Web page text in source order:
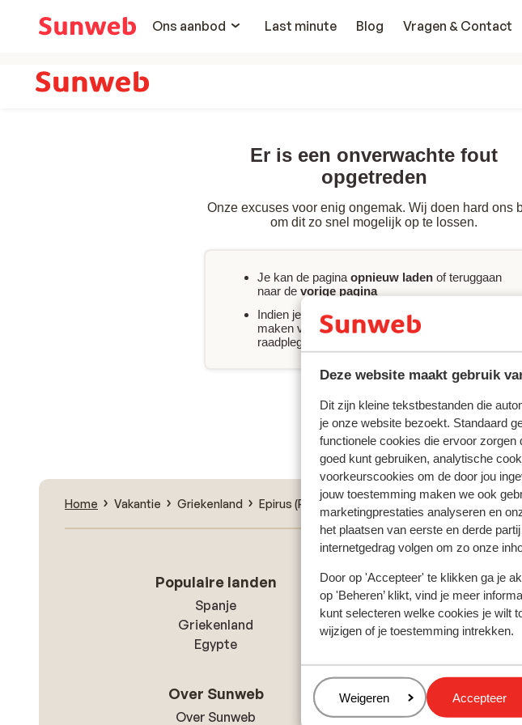
Deze website maakt gebruik
Dit zijn kleine tekstbestanden die
je onze website bezoekt. Standaard
functionele cookies die ervoor zorgen
goed kunt gebruiken, analytische
voorkeurscookies om de door jou
jouw toestemming maken we ook
marketingprestaties analyseren en
het plaatsen van eerste en derde
internetgedrag volgen om zo onze
Door op 'Accepteer' te klikken ga je
op 'Beheren’ klikt, vind je meer
kunt selecteren welke cookies je wilt
wijzigen of je toestemming intrekken.
Beheren
Weigeren Accepteer
Ons aanbod
Last minute Blog Vragen & Contact
Er is een onverwachte fout
opgetreden
Onze excuses voor enig ongemak. Wij doen hard ons
om dit zo snel mogelijk op te lossen.
Je kan de pagina opnieuw laden of teruggaan
naar de vorige pagina
Indien je
onmiddellijke assistentie
maken van jouw boeking, kan je onze FAQ
raadplegen of
Zoek & boek
Home Vakantie Griekenland Epirus (Parga) Appartementen
Populaire landen
Spanje
Griekenland
Egypte
Over Sunweb
Over Sunweb